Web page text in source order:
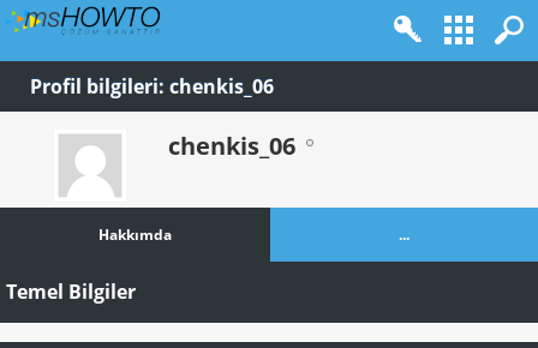
Profil bilgileri: chenkis_06
chenkis_06
Hakkımda ...
Temel Bilgiler